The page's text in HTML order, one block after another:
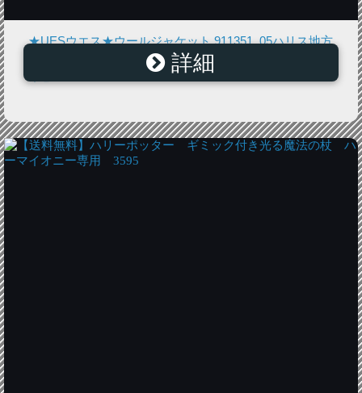
★UESウエス★ウールジャケット 911351_05ハリス地方
産ウール100％オリジナルチェックウールジャケットネ
詳細